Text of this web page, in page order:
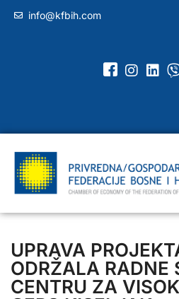
info@kfbih.com
UPRAVA
ODRŽALA RADNE
CENTRU ZA